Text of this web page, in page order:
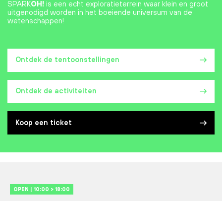
Ontdek de tentoonstellingen
Ontdek de activiteiten
Koop een ticket
SPARKOH! is een echt exploratieterrein waar klein en groot
uitgenodigd worden in het boeiende universum van de
wetenschappen!
OPEN | 10:00 > 18:00